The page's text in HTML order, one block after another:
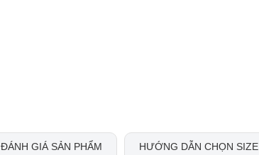
ĐÁNH GIÁ SẢN PHẨM HƯỚNG DẪN CHỌN SIZE